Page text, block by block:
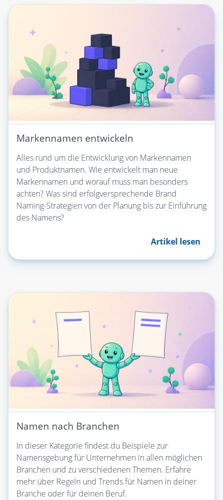
Markennamen entwickeln
Alles rund um die Entwicklung von Markennamen
und Produktnamen. Wie entwickelt man neue
Markennamen und worauf muss man besonders
achten? Was sind erfolgversprechende Brand
Naming-Strategien von der Planung bis zur Einführung
des Namens?
Artikel lesen
Namen nach Branchen
In dieser Kategorie findest du Beispiele zur
Namensgebung für Unternehmen in allen möglichen
Branchen und zu verschiedenen Themen. Erfahre
mehr über Regeln und Trends für Namen in deiner
Branche oder für deinen Beruf.